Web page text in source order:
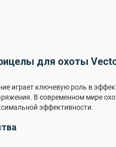
для охоты
играет ключевую роль в
В современном мире
эффективности.